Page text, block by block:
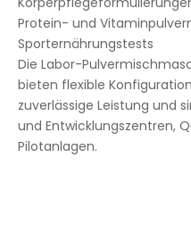
Protein- und
Sporternährungstests
Die Labor-
bieten flexible
zuverlässige Leistung und
und Entwicklungszentren,
Pilotanlagen.